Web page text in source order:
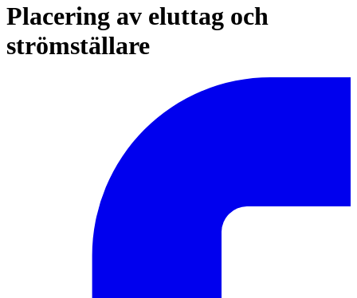
Placering av eluttag och
strömställare